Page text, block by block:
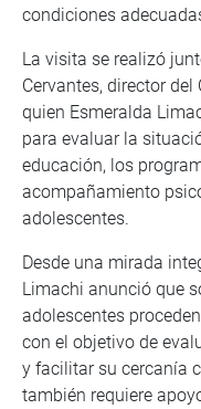
condiciones
La visita se realizó
Cervantes, director
quien Esmeralda
para evaluar la
educación, los
acompañamiento
adolescentes.
Desde una mirada
Limachi anunció que
adolescentes
con el objetivo de
y facilitar su cercanía
también requiere